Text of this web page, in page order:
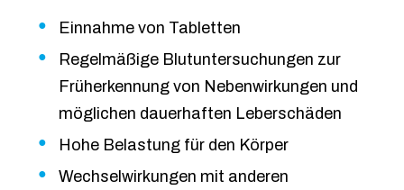
Einnahme von Tabletten
Regelmäßige Blutuntersuchungen zur
Früherkennung von Nebenwirkungen und
möglichen dauerhaften Leberschäden
Hohe Belastung für den Körper
Wechselwirkungen mit anderen